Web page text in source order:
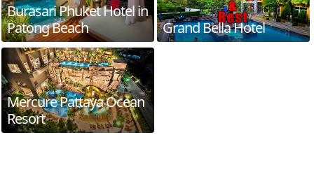
Burasari Phuket Hotel in
Patong Beach
Grand Bella Hotel
Mercure Pattaya Ocean
Resort